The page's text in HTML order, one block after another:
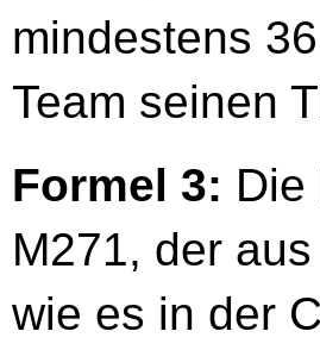
mindestens
Team seinen
Formel 3: Die
M271, der
wie es in der